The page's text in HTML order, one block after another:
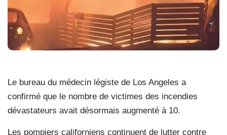
Le bureau du médecin légiste de Los Angeles a
confirmé que le nombre de victimes des incendies
dévastateurs avait désormais augmenté à 10.
Les pompiers californiens continuent de lutter contre